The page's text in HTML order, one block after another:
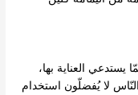
يستدعي العناية بها،
لا يُفضلّون استخدام